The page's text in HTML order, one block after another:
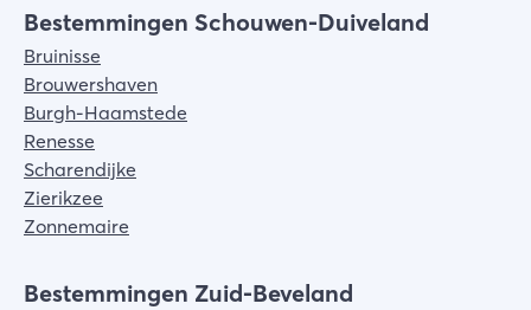
Bestemmingen Schouwen-Duiveland
Bruinisse
Brouwershaven
Burgh-Haamstede
Renesse
Scharendijke
Zierikzee
Zonnemaire
Bestemmingen Zuid-Beveland